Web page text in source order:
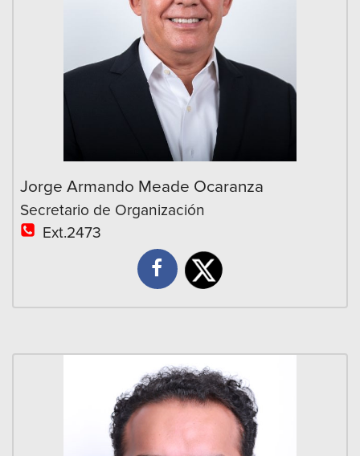
Jorge Armando Meade Ocaranza
Secretario de Organización
Ext.2473